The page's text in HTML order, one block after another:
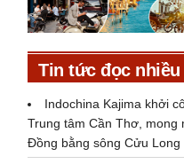
Tin tức đọc nhiều
Indochina Kajima khởi
Trung tâm Cần Thơ, mong
Đồng bằng sông Cửu Long